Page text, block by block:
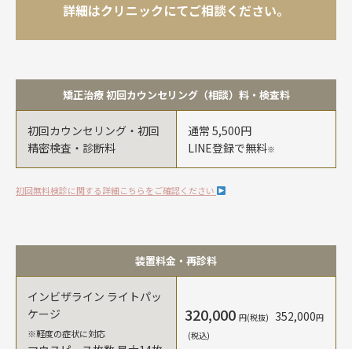
詳細はクリニックにてご相談ください。
矯正治療 初回カウンセリング（相談）料・検査料
初回カウンセリング・初回
精密検査・診断料
通常 5,500円
LINE登録で無料※
初回無料検診に関する詳細こちらをご確認ください
装置料金・再診料
インビザライン ライトパッ
ケージ
※軽度の症状に対応
320,000 円(税抜) 352,000円
(税込)